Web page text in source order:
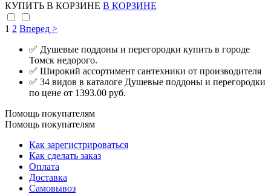
КУПИТЬ В КОРЗИНЕ В КОРЗИНЕ
1 2 Вперед >
✅ Душевые поддоны и перегородки купить в городе
Томск недорого.
✅ Широкий ассортимент сантехники от производителя
✅ 34 видов в каталоге Душевые поддоны и перегородки
по цене от 1393.00 руб.
Помощь покупателям
Помощь покупателям
Как зарегистрироваться
Как сделать заказ
Оплата
Доставка
Самовывоз